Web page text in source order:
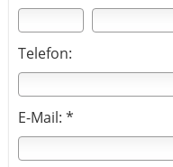
Telefon:
E-Mail: *